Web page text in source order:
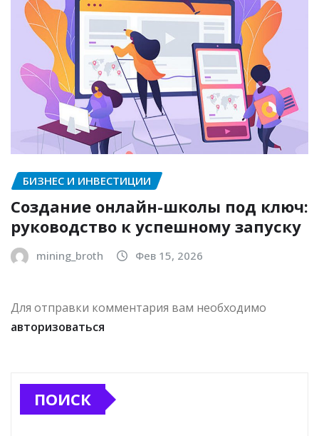
БИЗНЕС И ИНВЕСТИЦИИ
Создание онлайн-школы под ключ:
руководство к успешному запуску
mining_broth Фев 15, 2026
Для отправки комментария вам необходимо
авторизоваться
ПОИСК